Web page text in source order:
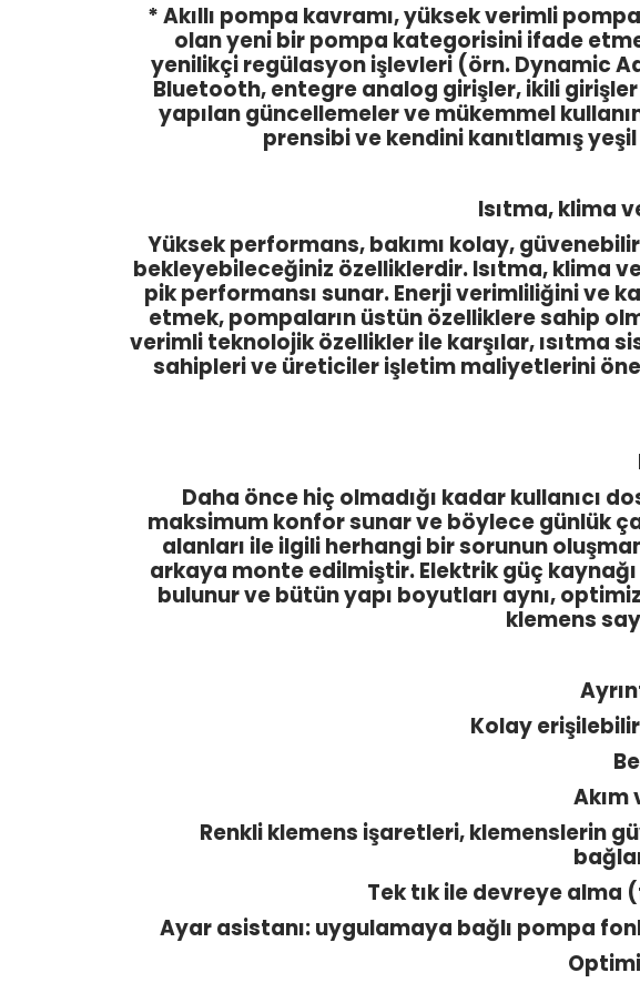
* Akıllı pompa kavramı, yüksek verimli
olan yeni bir pompa kategorisini ifade
yenilikçi regülasyon işlevleri (örn. Dynamic
Bluetooth, entegre analog girişler, ikili girişler
yapılan güncellemeler ve mükemmel
prensibi ve kendini kanıtlamış
Isıtma, klima
Yüksek performans, bakımı kolay,
bekleyebileceğiniz özelliklerdir. Isıtma, klima
pik performansı sunar. Enerji verimliliğini ve
etmek, pompaların üstün özelliklere sahip
verimli teknolojik özellikler ile karşılar, ısıtma
sahipleri ve üreticiler işletim maliyetlerini
Daha önce hiç olmadığı kadar kullanıcı
maksimum konfor sunar ve böylece günlük
alanları ile ilgili herhangi bir sorunun
arkaya monte edilmiştir. Elektrik güç
bulunur ve bütün yapı boyutları aynı,
klemens
Kolay
Akım
Renkli klemens işaretleri, klemenslerin
Tek tık ile devreye alma
Ayar asistanı: uygulamaya bağlı pompa